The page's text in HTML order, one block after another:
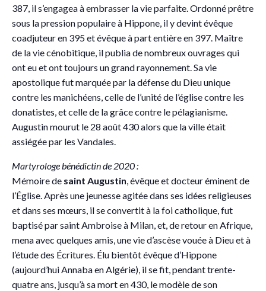
387, il s’engagea à embrasser la vie parfaite. Ordonné prêtre
sous la pression populaire à Hippone, il y devint évêque
coadjuteur en 395 et évêque à part entière en 397. Maître
de la vie cénobitique, il publia de nombreux ouvrages qui
ont eu et ont toujours un grand rayonnement. Sa vie
apostolique fut marquée par la défense du Dieu unique
contre les manichéens, celle de l’unité de l’église contre les
donatistes, et celle de la grâce contre le pélagianisme.
Augustin mourut le 28 août 430 alors que la ville était
assiégée par les Vandales.
Martyrologe bénédictin de 2020 :
Mémoire de saint Augustin, évêque et docteur éminent de
l’Église. Après une jeunesse agitée dans ses idées religieuses
et dans ses mœurs, il se convertit à la foi catholique, fut
baptisé par saint Ambroise à Milan, et, de retour en Afrique,
mena avec quelques amis, une vie d’ascèse vouée à Dieu et à
l’étude des Écritures. Élu bientôt évêque d’Hippone
(aujourd’hui Annaba en Algérie), il se fit, pendant trente-
quatre ans, jusqu’à sa mort en 430, le modèle de son